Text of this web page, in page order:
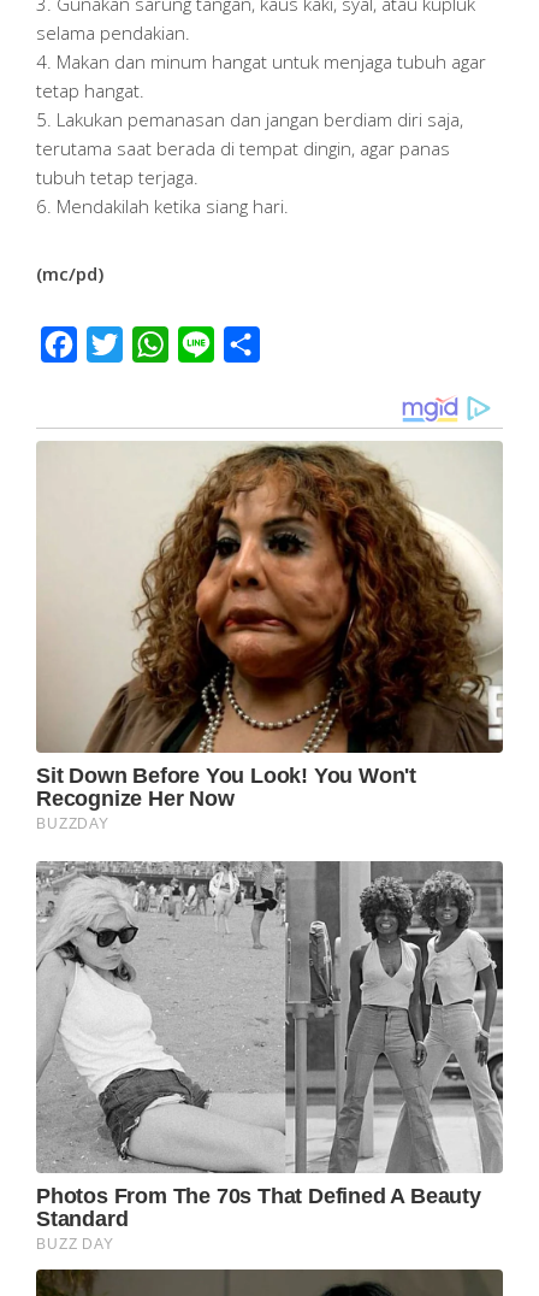
selama pendakian.
4. Makan dan minum hangat untuk menjaga tubuh agar
tetap hangat.
5. Lakukan pemanasan dan jangan berdiam diri saja,
terutama saat berada di tempat dingin, agar panas
tubuh tetap terjaga.
6. Mendakilah ketika siang hari.
(mc/pd)
Facebook
Twitter WhatsApp
Line